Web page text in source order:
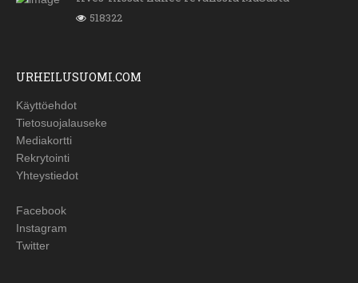
518322
URHEILUSUOMI.COM
Käyttöehdot
Tietosuojalauseke
Mediakortti
Rekrytointi
Yhteystiedot
Facebook
Instagram
Twitter